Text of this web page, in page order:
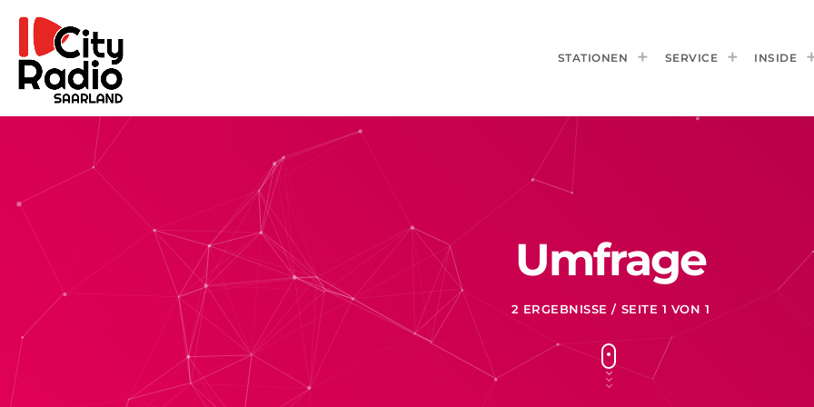
STATIONEN SERVICE INSIDE
Umfrage
2 ERGEBNISSE / SEITE 1 VON 1